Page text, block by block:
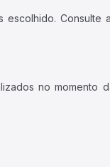
Consulte
no momento